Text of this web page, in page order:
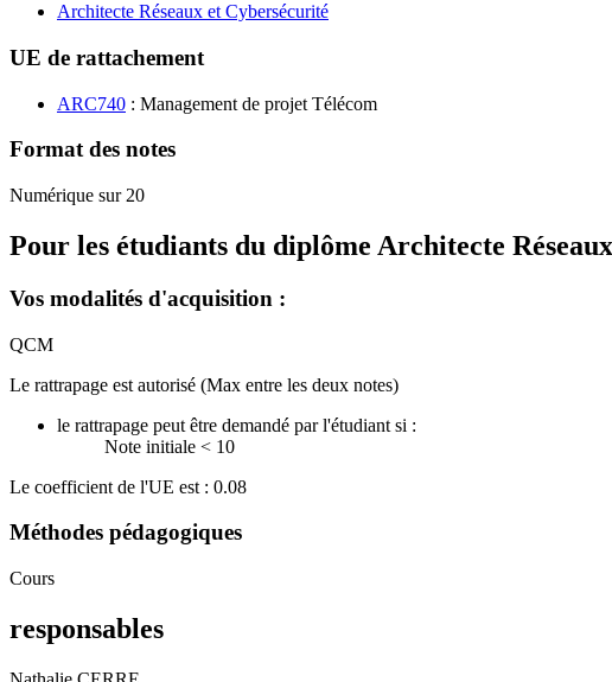
Architecte Réseaux et Cybersécurité
UE de rattachement
ARC740 : Management de projet Télécom
Format des notes
Numérique sur 20
Pour les étudiants du diplôme Architecte
Vos modalités d'acquisition :
QCM
Le rattrapage est autorisé (Max entre les deux notes)
le rattrapage peut être demandé par l'étudiant si :
Note initiale < 10
Le coefficient de l'UE est : 0.08
Méthodes pédagogiques
Cours
responsables